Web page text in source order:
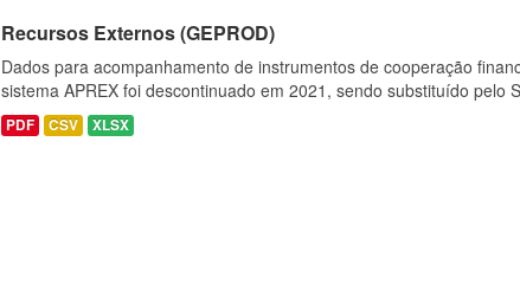
Recursos Externos (GEPROD)
Dados para acompanhamento de instrumentos de cooperação
sistema APREX foi descontinuado em 2021, sendo substituído pelo
PDF CSV XLSX